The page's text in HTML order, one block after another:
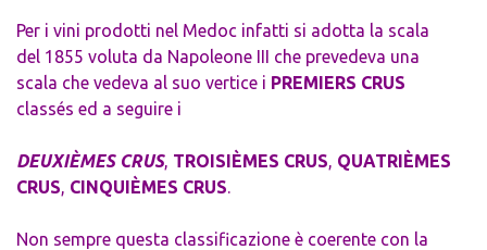
Per i vini prodotti nel Medoc infatti si adotta la scala
del 1855 voluta da Napoleone III che prevedeva una
scala che vedeva al suo vertice i PREMIERS CRUS
classés ed a seguire i
DEUXIÈMES CRUS, TROISIÈMES CRUS QUATRIÈMES
CRUS CINQUIÈMES CRUS
Non sempre questa classificazione è coerente con la